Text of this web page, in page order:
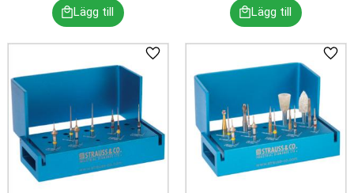
Lägg till i favoriter